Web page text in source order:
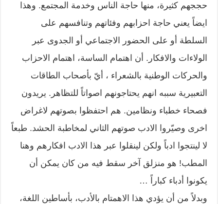
حججهم كثيرة، منها حاجة الناس وخدمة المجتمع. وهذا
ايضاً يعني حاجة احزابهم وفئاتهم وتنافسهم على
السلطة أو على الحضور الاجتماعي أو الجدوى عبر
الولاءات والافكار. أن اهتمام الساسة، اهتمام الاحزاب
والحركات الوطنية بالشعراء ، أيّ بأصحاب الطاقات
التعبيرية سببه انهم يحتاجونهم اصواتاً للتظاهر. يريدون
فصحاء خطباء ونظامين. هم احتفظوا بصوتهم لاغراض
اخرى وصيّروا الادب صوتهم الثاني لمخاطبة الحشد. طبعاً
لا لينتجوا ادباً ولكن لينقلوا عبر هذا الادب افكارهم وهنا
المطب! هو منزلق آخر سقط فيه من كان يمكن أن
يكونوا أدباء كباراً …
وبدلاً من أن يؤدي هذا الاهمتام بالأدب، بأساطين اللغة،